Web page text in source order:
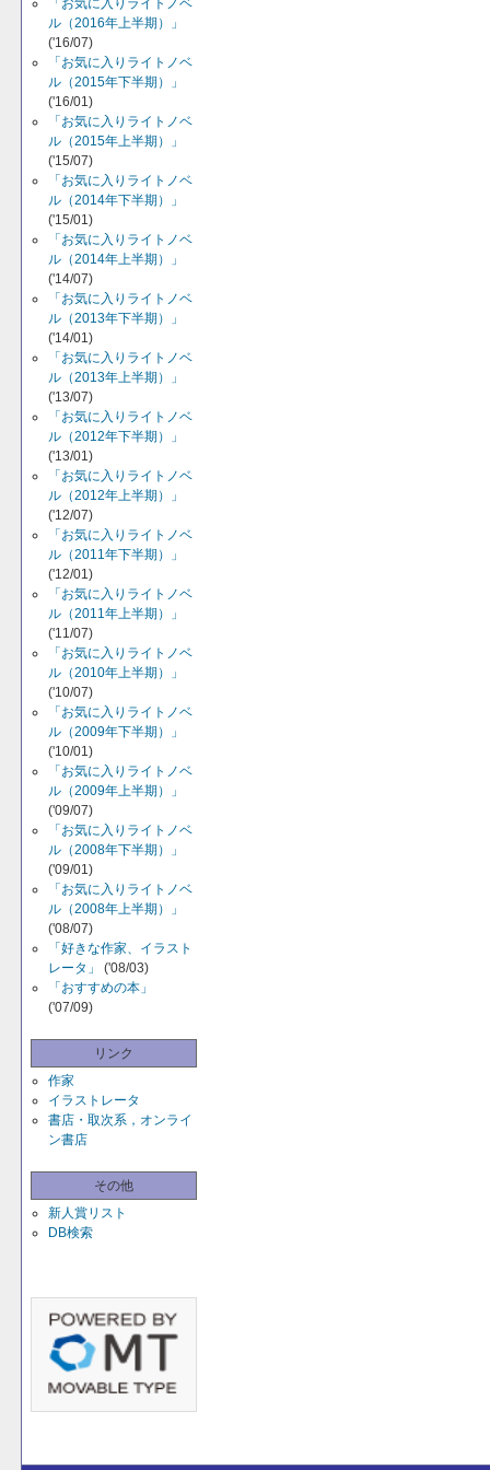
「お気に入りライトノベ
ル（2016年上半期）」
('16/07)
「お気に入りライトノベ
ル（2015年下半期）」
('16/01)
「お気に入りライトノベ
ル（2015年上半期）」
('15/07)
「お気に入りライトノベ
ル（2014年下半期）」
('15/01)
「お気に入りライトノベ
ル（2014年上半期）」
('14/07)
「お気に入りライトノベ
ル（2013年下半期）」
('14/01)
「お気に入りライトノベ
ル（2013年上半期）」
('13/07)
「お気に入りライトノベ
ル（2012年下半期）」
('13/01)
「お気に入りライトノベ
ル（2012年上半期）」
('12/07)
「お気に入りライトノベ
ル（2011年下半期）」
('12/01)
「お気に入りライトノベ
ル（2011年上半期）」
('11/07)
「お気に入りライトノベ
ル（2010年上半期）」
('10/07)
「お気に入りライトノベ
ル（2009年下半期）」
('10/01)
「お気に入りライトノベ
ル（2009年上半期）」
('09/07)
「お気に入りライトノベ
ル（2008年下半期）」
('09/01)
「お気に入りライトノベ
ル（2008年上半期）」
('08/07)
「好きな作家、イラスト
レータ」
('08/03)
「おすすめの本」
('07/09)
リンク
作家
イラストレータ
書店・取次系，オンライ
ン書店
その他
新人賞リスト
DB検索